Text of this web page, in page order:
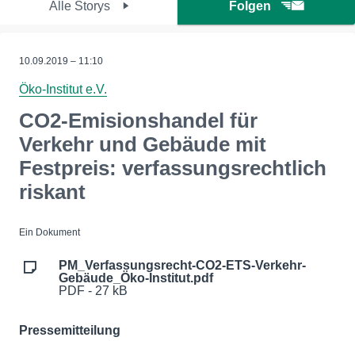
Alle Storys Folgen
10.09.2019 – 11:10
Öko-Institut e.V.
CO2-Emisionshandel für
Verkehr und Gebäude mit
Festpreis: verfassungsrechtlich
riskant
Ein Dokument
PM_Verfassungsrecht-CO2-ETS-Verkehr-
Gebäude_Öko-Institut.pdf
PDF - 27 kB
Pressemitteilung